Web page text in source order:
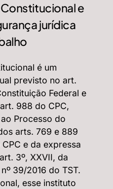
e
jurídica
é um
previsto no art.
Federal e
988 do CPC,
Processo do
arts. 769 e 889
e da expressa
3º, XXVII, da
39/2016 do TST.
esse instituto